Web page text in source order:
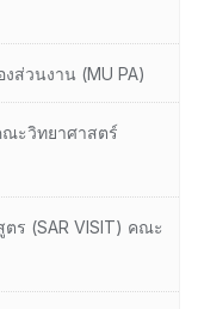
ส่วนงาน (MU PA)
ะวิทยาศาสตร์
ร (SAR VISIT) คณะ